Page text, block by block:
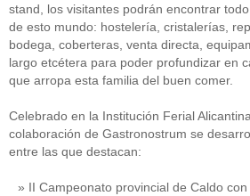
stand, los visitantes podrán encontrar
de esto mundo: hostelería, cristalerías,
bodega, coberteras, venta directa,
largo etcétera para poder profundizar en
que arropa esta familia del buen comer.
Celebrado en la Institución Ferial
colaboración de Gastronostrum se
entre las que destacan:
II Campeonato provincial de Caldo